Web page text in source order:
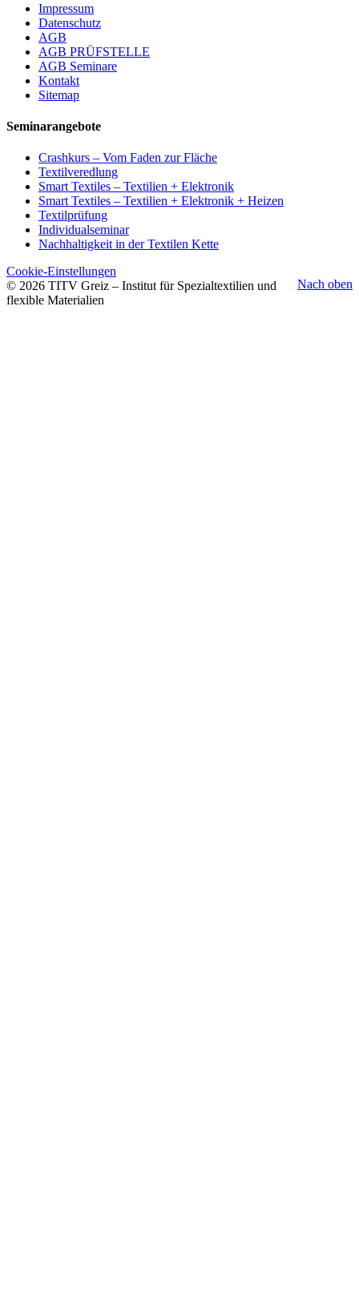
Impressum
Datenschutz
AGB
AGB PRÜFSTELLE
AGB Seminare
Kontakt
Sitemap
Seminarangebote
Crashkurs – Vom Faden zur Fläche
Textilveredlung
Smart Textiles – Textilien + Elektronik
Smart Textiles – Textilien + Elektronik + Heizen
Textilprüfung
Individualseminar
Nachhaltigkeit in der Textilen Kette
Nach oben
Cookie-Einstellungen
© 2026 TITV Greiz – Institut für Spezialtextilien und
flexible Materialien